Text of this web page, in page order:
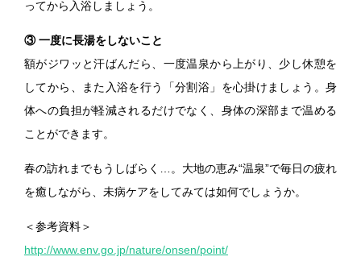
ってから入浴しましょう。
③ 一度に長湯をしないこと
額がジワッと汗ばんだら、一度温泉から上がり、少し休憩を
してから、また入浴を行う「分割浴」を心掛けましょう。身
体への負担が軽減されるだけでなく、身体の深部まで温める
ことができます。
春の訪れまでもうしばらく…。大地の恵み“温泉”で毎日の疲れ
を癒しながら、未病ケアをしてみては如何でしょうか。
＜参考資料＞
http://www.env.go.jp/nature/onsen/point/